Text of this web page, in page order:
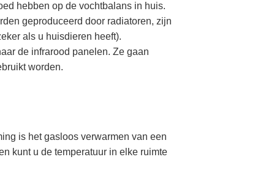
hebben op de vochtbalans in huis.
geproduceerd door radiatoren, zijn
als u huisdieren heeft).
de infrarood panelen. Ze gaan
worden.
is het gasloos verwarmen van een
kunt u de temperatuur in elke ruimte